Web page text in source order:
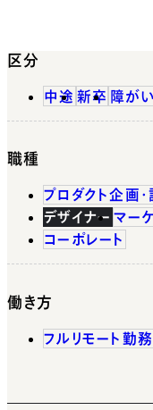
区分
中途 新卒 障が
職種
プロダクト企画
デザイナー マー
コーポレート
働き方
フルリモート勤